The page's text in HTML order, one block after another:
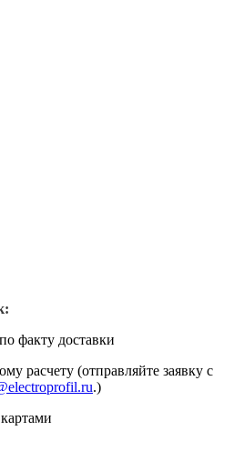
факту доставки
расчету (отправляйте заявку с
.)